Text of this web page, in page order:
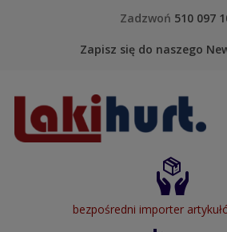
Zadzwoń 510 097
Zapisz się do naszego
bezpośredni importer